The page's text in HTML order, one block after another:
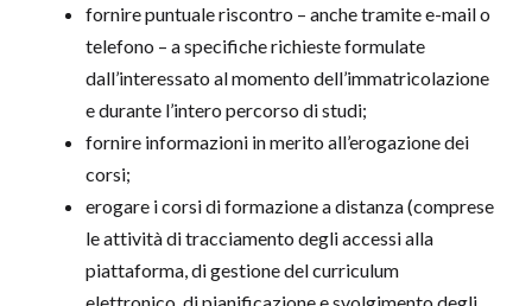
fornire puntuale riscontro – anche tramite e-mail o
telefono – a specifiche richieste formulate
dall’interessato al momento dell’immatricolazione
e durante l’intero percorso di studi;
fornire informazioni in merito all’erogazione dei
corsi;
erogare i corsi di formazione a distanza (comprese
le attività di tracciamento degli accessi alla
piattaforma, di gestione del curriculum